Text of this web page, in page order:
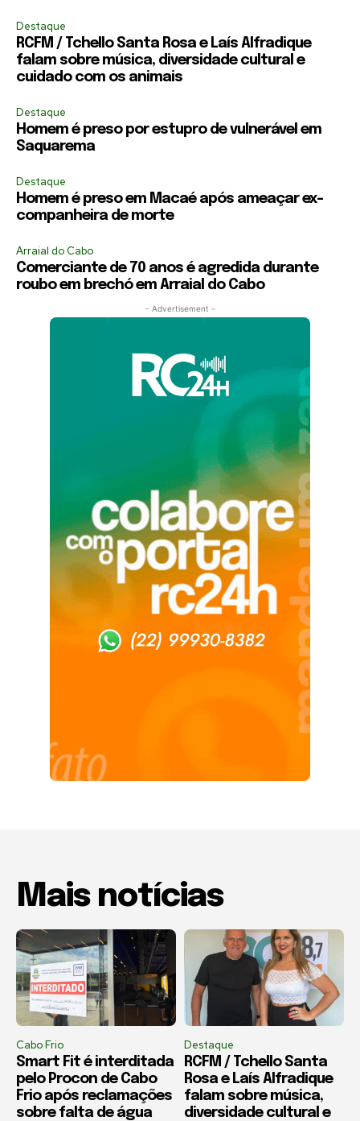
Destaque
RCFM / Tchello Santa Rosa e Laís Alfradique
falam sobre música, diversidade cultural e
cuidado com os animais
Destaque
Homem é preso por estupro de vulnerável em
Saquarema
Destaque
Homem é preso em Macaé após ameaçar ex-
companheira de morte
Arraial do Cabo
Comerciante de 70 anos é agredida durante
roubo em brechó em Arraial do Cabo
- Advertisement -
Mais notícias
Cabo Frio
Smart Fit é interditada
pelo Procon de Cabo
Frio após reclamações
sobre falta de água
Destaque
RCFM / Tchello Santa
Rosa e Laís Alfradique
falam sobre música,
diversidade cultural e